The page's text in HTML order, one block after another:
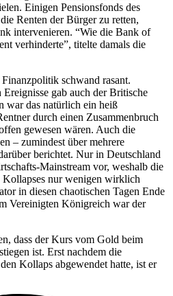
Einigen Pensionsfonds des
Renten der Bürger zu retten,
intervenieren. “Wie die Bank of
verhinderte”, titelte damals die
schwand rasant.
gab auch der Britische
war das natürlich ein heiß
durch einen Zusammenbruch
gewesen wären. Auch die
– zumindest über mehrere
berichtet. Nur in Deutschland
Mainstream vor, weshalb die
Kollapses nur wenigen wirklich
in diesen chaotischen Tagen Ende
Vereinigten Königreich war der
dass der Kurs vom Gold beim
ist. Erst nachdem die
Kollaps abgewendet hatte, ist er